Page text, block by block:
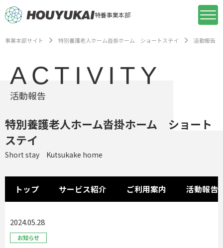
特養事業本部
事業本部サイト 特別養護老人ホーム沓掛ホーム ショートステイ 活動報告
ACTIVITY
活動報告
特別養護老人ホーム沓掛ホーム ショート
ステイ
Short stay Kutsukake home
トップ サービス紹介 ご利用案内 活動報告
2024.05.28
お知らせ